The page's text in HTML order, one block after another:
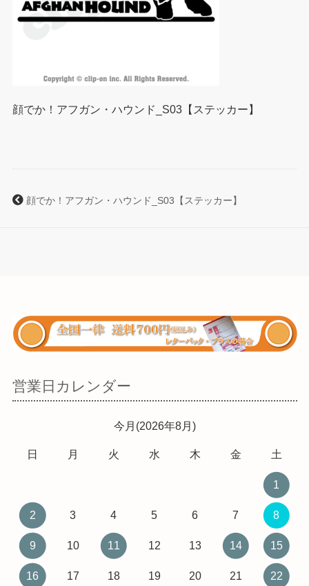
顔でか！アフガン・ハウンド_S03【ステッカー】
顔でか！アフガン・ハウンド_S03【ステッカー】
営業日カレンダー
今月(2026年8月)
日 月 火 水 木 金 土
1
2 3 4 5 6 7 8
9 10 11 12 13 14 15
16 17 18 19 20 21 22